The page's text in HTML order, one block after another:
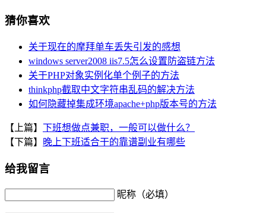
猜你喜欢
关于现在的摩拜单车丢失引发的感想
windows server2008 iis7.5怎么设置防盗链方法
关于PHP对象实例化单个例子的方法
thinkphp截取中文字符串乱码的解决方法
如何隐藏掉集成环境apache+php版本号的方法
【上篇】 下班想做点兼职，一般可以做什么？
【下篇】
晚上下班适合干的靠谱副业有哪些
给我留言
昵称（必填）